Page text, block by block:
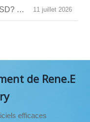
11 juillet 2026
Ne lancez pas
de Rene.E
efficaces